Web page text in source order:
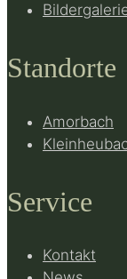
Standorte
Amorbach
Service
Kontakt